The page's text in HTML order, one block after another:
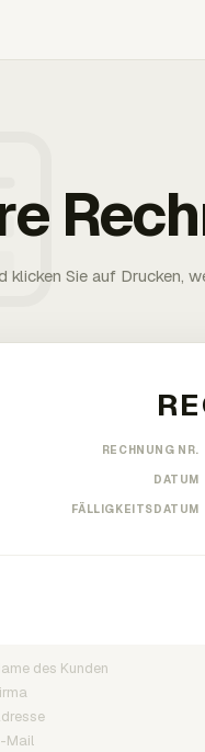
klicken Sie auf Drucken,
RECHNUNG NR.
DATUM
FÄLLIGKEITSDATUM